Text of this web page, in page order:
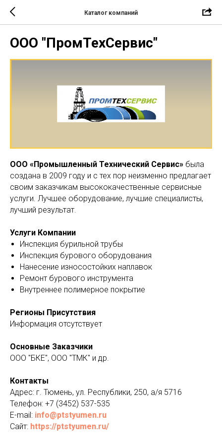
Каталог компаний
ООО "ПромТехСервис"
ООО «Промышленный Технический Сервис» была
создана в 2009 году и с тех пор неизменно предлагает
своим заказчикам высококачественные сервисные
услуги. Лучшее оборудование, лучшие специалисты,
лучший результат.
Услуги Компании
Инспекция бурильной трубы
Инспекция бурового оборудования
Нанесение износостойких наплавок
Ремонт бурового инструмента
Внутреннее полимерное покрытие
Регионы Присутствия
Информация отсутствует
Основные Заказчики
ООО "БКЕ", ООО "ТМК" и др.
Контакты
Адрес: г. Тюмень, ул. Республики, 250, а/я 5716
Телефон: +7 (3452) 537-535
E-mail: info@ptstyumen.ru
Сайт: https://ptstyumen.ru/